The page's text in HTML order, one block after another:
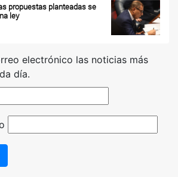
propuestas planteadas se
ley
electrónico las noticias más
día.